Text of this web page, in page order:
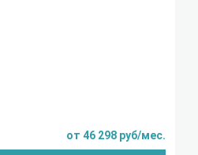
от 46 298 руб/мес.